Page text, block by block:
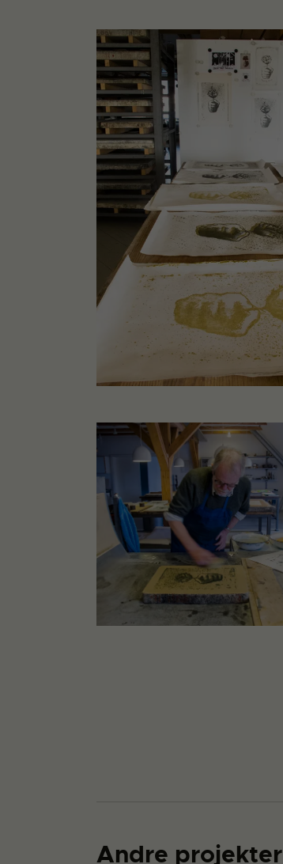
Andre projekter